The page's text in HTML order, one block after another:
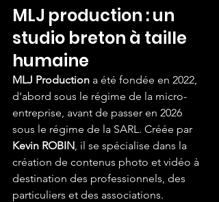
MLJ production : un
studio breton à taille
humaine
MLJ Production a été fondée en 2022,
d'abord sous le régime de la micro-
entreprise, avant de passer en 2026
sous le régime de la SARL. Créée par
Kevin ROBIN, il se spécialise dans la
création de contenus photo et vidéo à
destination des professionnels, des
particuliers et des associations.